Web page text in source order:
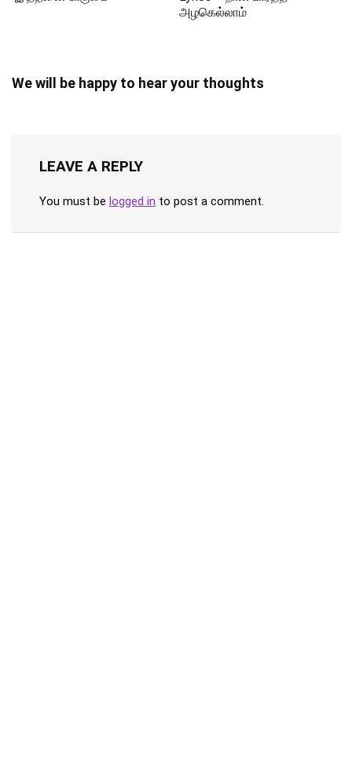
அழகெல்லாம்
We will be happy to hear your thoughts
LEAVE A REPLY
You must be logged in to post a comment.